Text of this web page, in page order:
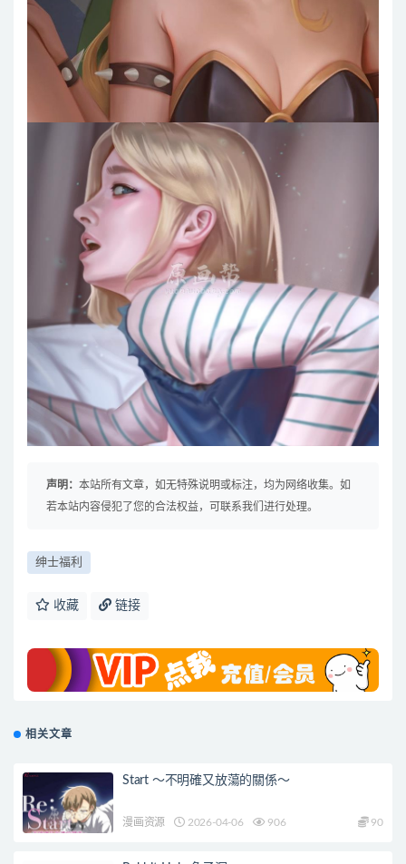
声明： 本站所有文章，如无特殊说明或标注，均为网络收集。如
若本站内容侵犯了您的合法权益，可联系我们进行处理。
绅士福利
收藏 链接
相关文章
Start ～不明確又放蕩的關係～
漫画资源 2026-04-06 906 90